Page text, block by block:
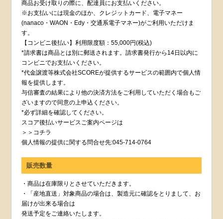
商品お受け取りの際に、配達員にお支払いください。
※お支払いには現金のほか、クレジットカード、電子マネー
(nanaco・WAON・Edy・交通系電子マネー)がご利用いただけま
す。
【コンビニ後払い】利用限度額：55,000円(税込)
*請求書は商品とは別に郵送されます。請求書発行から14日以内に
コンビニでお支払いください。
*代金譲渡等株式会社SCOREが提供するサービスの範囲内で個人情
報を提供します。
与信審査の結果により他の決済方法をご利用していただく場合もご
ざいますので同意の上申込ください。
*必ず詳細を確認してください。
スコア後払いサービスご案内ページは
＞＞コチラ
個人情報の提供に関する問合せ先:045-714-0764
販売数量
・商品は在庫限りとさせていただきます。
・「産地直送」対象商品の場合は、製造元に確認をとりまして、お
届けが出来る場合は
発送予定をご連絡いたします。